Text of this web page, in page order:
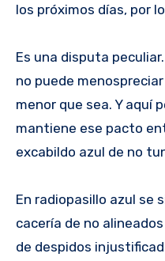
los próximos días, por
Es una disputa
no puede
menor que sea. Y aquí
mantiene ese pacto
excabildo azul de no
En radiopasillo azul se
cacería de no
de despidos